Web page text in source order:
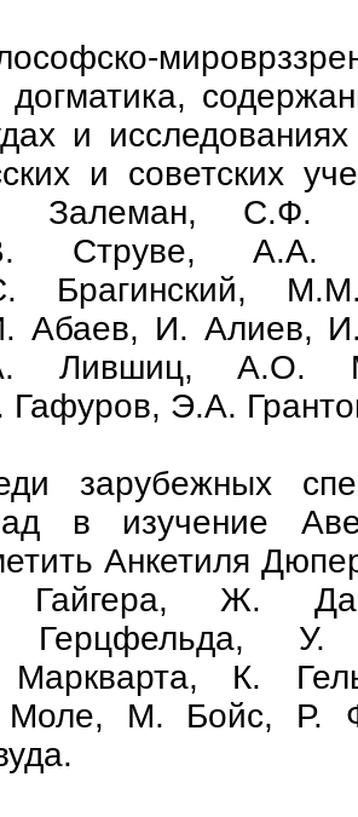
догматика,
и
и советских
Залеман, С.Ф.
Струве, А.А.
Брагинский,
Абаев, И. Алиев,
Лившиц, А.О.
Гафуров, Э.А.
зарубежных
в изучение
Анкетиля
Ж.
У.
К.
М. Бойс, Р.